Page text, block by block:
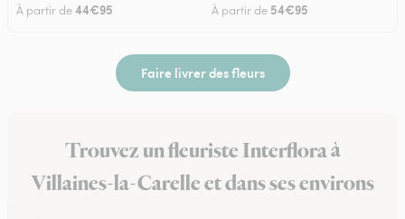
À partir de44€95 À partir de 54€95
Faire livrer des fleurs
Trouvez un fleuriste Interflora à
Villaines-la-Carelle et dans ses environs